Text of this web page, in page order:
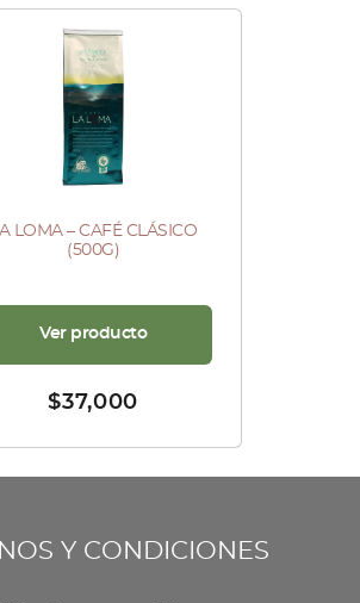
LOMA – CAFÉ CLÁSICO
(500G)
$37,000
Ver producto
Y CONDICIONES